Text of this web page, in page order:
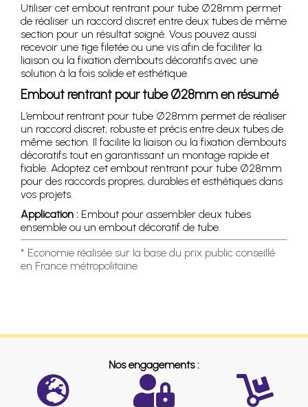
Utiliser cet embout rentrant pour tube Ø28mm permet
de réaliser un raccord discret entre deux tubes de même
section pour un résultat soigné. Vous pouvez aussi
recevoir une tige filetée ou une vis afin de faciliter la
liaison ou la fixation d’embouts décoratifs avec une
solution à la fois solide et esthétique.
Embout rentrant pour tube Ø28mm en résumé
L’embout rentrant pour tube Ø28mm permet de réaliser
un raccord discret, robuste et précis entre deux tubes de
même section. Il facilite la liaison ou la fixation d’embouts
décoratifs tout en garantissant un montage rapide et
fiable. Adoptez cet embout rentrant pour tube Ø28mm
pour des raccords propres, durables et esthétiques dans
vos projets.
Application : Embout pour assembler deux tubes
ensemble ou un embout décoratif de tube.
* Economie réalisée sur la base du prix public conseillé
en France métropolitaine
Nos engagements :